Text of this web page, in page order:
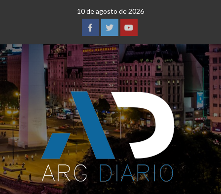
10 de agosto de 2026
Facebook
TwitterYouTube